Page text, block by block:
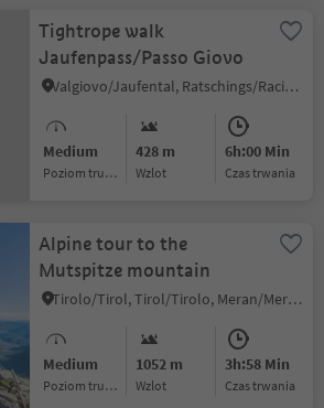
Tightrope walk
Jaufenpass/Passo Giovo
Valgiovo/Jaufental, Ratschings/Racines, Sterzing/Vipiteno and environs
Medium
Poziom trudności
428 m
Wzlot
6h:00 Min
czas trwania
Alpine tour to the
Mutspitze mountain
Tirolo/Tirol, Tirol/Tirolo, Meran/Merano and environs
Medium
Poziom trudności
1052 m
Wzlot
3h:58 Min
czas trwania